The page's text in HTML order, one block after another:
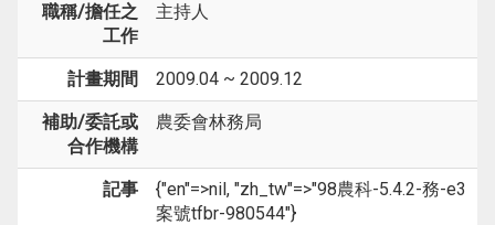
職稱/擔任之
工作
主持人
計畫期間 2009.04 ~ 2009.12
補助/委託或
合作機構
農委會林務局
記事
{"en"=>nil, "zh_tw"=>"98農科-5.4.2-務-e3
案號tfbr-980544"}